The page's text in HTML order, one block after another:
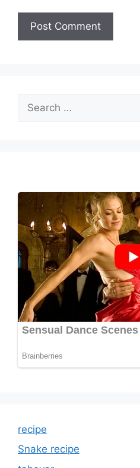
for:
recipe
Snake recipe